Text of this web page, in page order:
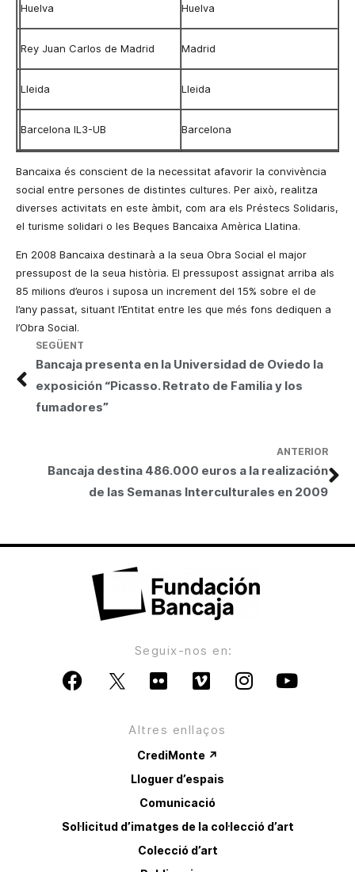
Huelva Huelva
Rey Juan Carlos de Madrid Madrid
Lleida Lleida
Barcelona IL3-UB Barcelona
Bancaixa és conscient de la necessitat afavorir la convivència
social entre persones de distintes cultures. Per això, realitza
diverses activitats en este àmbit, com ara els Préstecs Solidaris,
el turisme solidari o les Beques Bancaixa Amèrica Llatina.
En 2008 Bancaixa destinarà a la seua Obra Social el major
pressupost de la seua història. El pressupost assignat arriba als
85 milions d’euros i suposa un increment del 15% sobre el de
l’any passat, situant l’Entitat entre les que més fons dediquen a
l’Obra Social.
ANTERIOR
Bancaja destina 486.000 euros a la realización
de las Semanas Interculturales en 2009
SEGÜENT
Bancaja presenta en la Universidad de Oviedo la
exposición “Picasso. Retrato de Familia y los
fumadores”
Seguix-nos en:
Altres enllaços
CrediMonte ↗
Lloguer d’espais
Comunicació
Sol·licitud d’imatges de la col·lecció d’art
Colecció d’art